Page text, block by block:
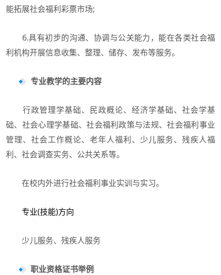
能拓展社会福利彩票市场;
6.具有初步的沟通、协调与公关能力，能在各类社会福
利机构开展信息收集、整理、储存、发布等服务。
专业教学的主要内容
行政管理学基础、民政概论、经济学基础、社会学基
础、社会心理学基础、社会福利政策与法规、社会福利事业
管理、社会工作概论、老年人福利、少儿服务、残疾人福
利、社会调查实务、公共关系等。
在校内外进行社会福利事业实训与实习。
专业(技能)方向
少儿服务、残疾人服务
职业资格证书举例